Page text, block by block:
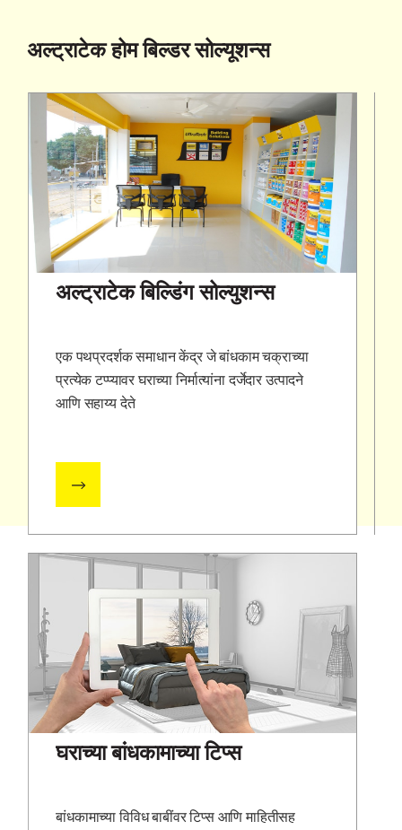
अल्ट्राटेक होम बिल्डर सोल्यूशन्स
अल्ट्राटेक बिल्डिंग सोल्युशन्स
एक पथप्रदर्शक समाधान केंद्र जे बांधकाम चक्राच्या
प्रत्येक टप्प्यावर घराच्या निर्मात्यांना दर्जेदार उत्पादने
आणि सहाय्य देते
घराच्या बांधकामाच्या टिप्स
बांधकामाच्या विविध बाबींवर टिप्स आणि माहितीसह